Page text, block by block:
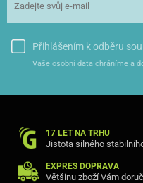
Přihlášením k odběru
Vaše osobní data chráníme a
17 LET NA TRHU
Jistota silného
EXPRES DOPRAVA
Většinu zboží Vám